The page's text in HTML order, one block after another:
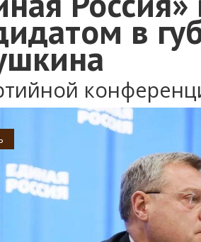
в